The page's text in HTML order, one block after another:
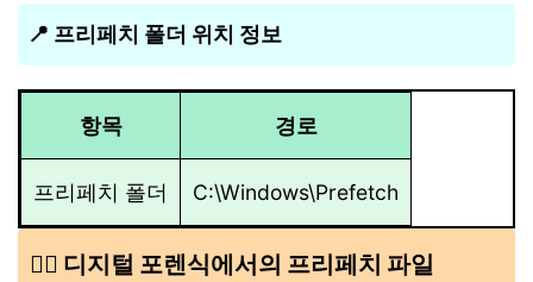
📍 프리페치 폴더 위치 정보
항목 경로
프리페치 폴더 C:\Windows\Prefetch
🕵️‍♂️ 디지털 포렌식에서의 프리페치 파일